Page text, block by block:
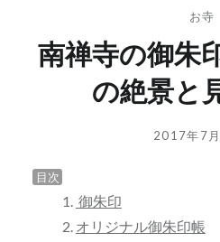
お寺
南禅寺の御朱
の絶景と
投
投
2017年7
目次
御朱印
オリジナル御朱印帳